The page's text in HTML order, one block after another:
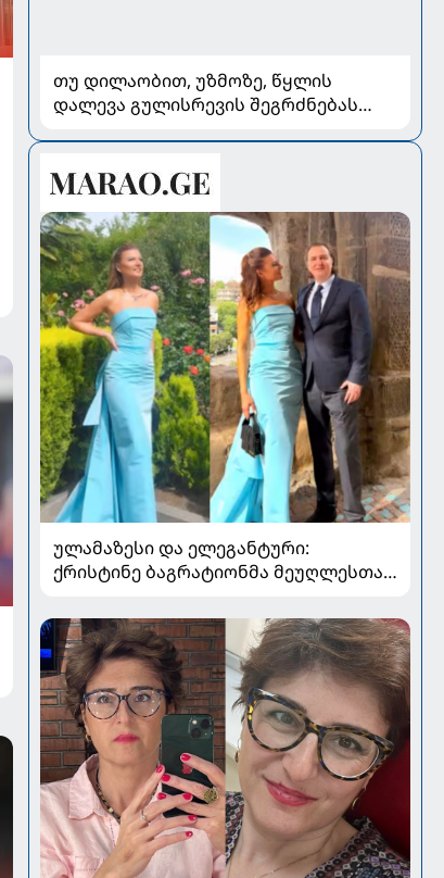
თუ დილაობით, უზმოზე, წყლის
დალევა გულისრევის შეგრძნებას
ულამაზესი და ელეგანტური:
ქრისტინე ბაგრატიონმა მეუღლესთან
გააზიარა